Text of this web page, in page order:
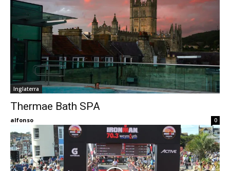
Thru
My
Inglaterra
Thermae Bath SPA
alfonso 0